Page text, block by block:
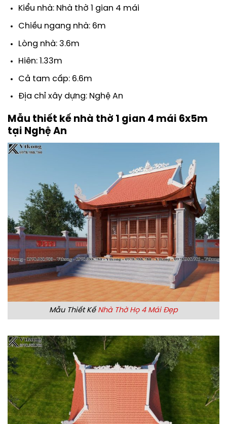
Kiểu nhà: Nhà thờ 1 gian 4 mái
Chiều ngang nhà: 6m
Lòng nhà: 3.6m
Hiên: 1.33m
Cả tam cấp: 6.6m
Địa chỉ xây dựng: Nghệ An
Mẫu thiết kế nhà thờ 1 gian 4 mái 6x5m
tại Nghệ An
Mẫu Thiết Kế Nhà Thờ Họ 4 Mái Đẹp